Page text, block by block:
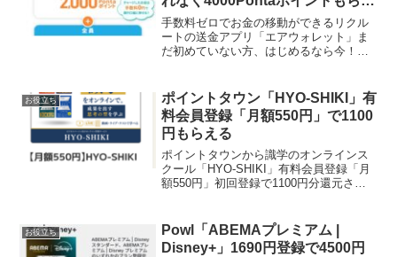
る！三菱UFJ銀行キャンペーン情
報追加でさらに8000円！！
手数料ゼロでお金の移動ができるリクル
ートの送金アプリ「エアウォレット」ま
だ初めていない方、はじめるなら今！紹
コードをご利用いただきありがとうござ
います！新規の方...
お役立ち
ポイントタウン「HYO-SHIKI」有
料会員登録「月額550円」で1100
円もらえる
ポイントタウンから識学のオンラインス
クール「HYO-SHIKI」有料会員登録「月
額550円」初回登録で1100円分還元され
日で承認されるみたいです。みんな大好
き黒字...
お役立ち
Powl「ABEMAプレミアム |
Disney+」1690円登録で4500円